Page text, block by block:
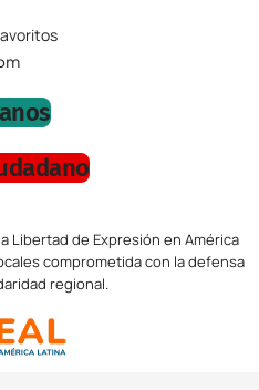
Libertad de Expresión en América
comprometida con la defensa
regional.